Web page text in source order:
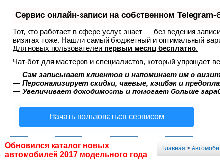
Сервис онлайн-записи на собственном Telegram-
Тот, кто работает в сфере услуг, знает — без ведения
визитах тоже. Нашли самый бюджетный и оптимальный
Для новых пользователей первый месяц бесплатно.
Чат-бот для мастеров и специалистов, который упрощает
— Сам записывает клиентов и напоминает им о
— Персонализирует скидки, чаевые, кэшбэк и
— Увеличивает доходимость и помогает больше
Начать пользоваться сервисом
Обновился каталог новых
автомобилей 2017 модельного года
Главная >